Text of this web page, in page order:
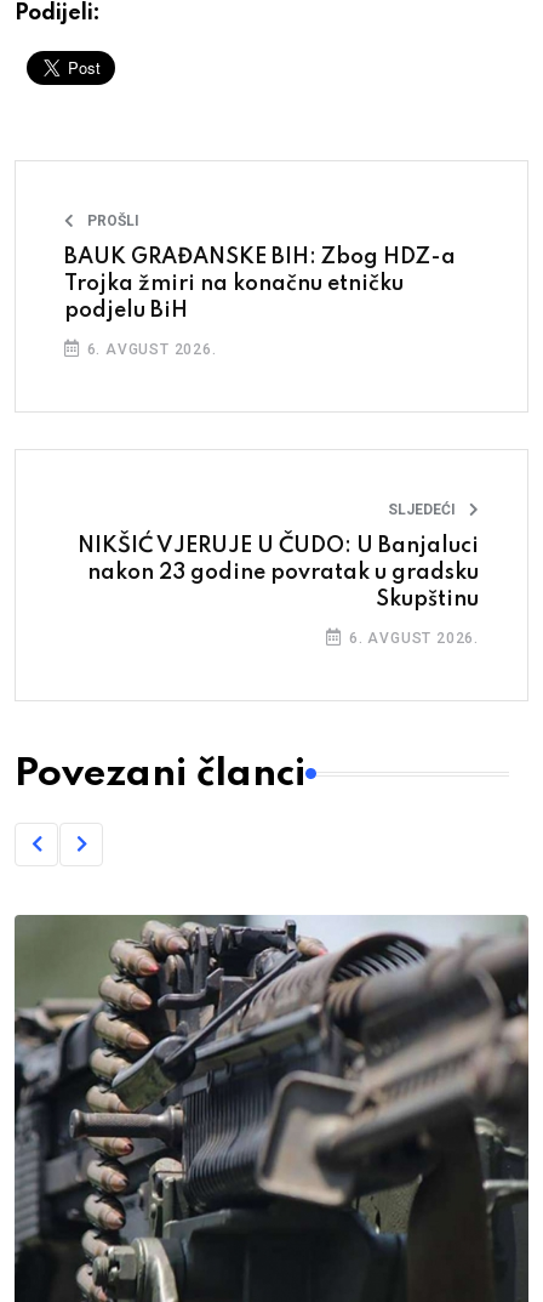
Podijeli:
PROŠLI
BAUK GRAĐANSKE BIH: Zbog HDZ-a
Trojka žmiri na konačnu etničku
podjelu BiH
6. AVGUST 2026.
SLJEDEĆI
NIKŠIĆ VJERUJE U ČUDO: U Banjaluci
nakon 23 godine povratak u gradsku
Skupštinu
6. AVGUST 2026.
Povezani članci